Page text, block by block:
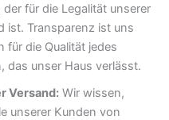
für die Legalität unserer
ist. Transparenz ist uns
für die Qualität jedes
das unser Haus verlässt.
Versand:Wir wissen,
unserer Kunden von